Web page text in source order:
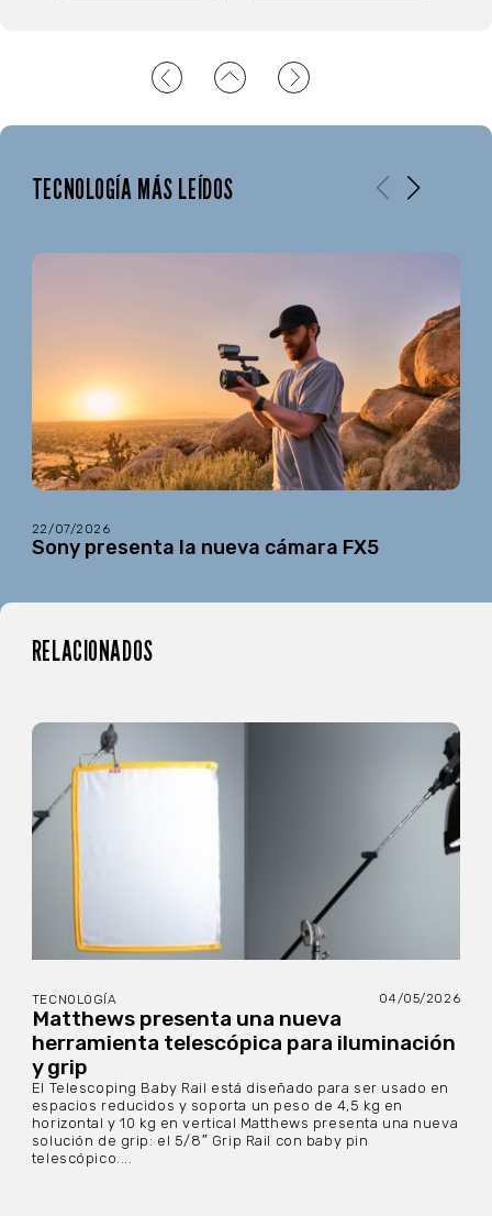
TECNOLOGÍA MÁS LEÍDOS
22/07/2026
Sony presenta la nueva cámara FX5
RELACIONADOS
TECNOLOGÍA 04/05/2026
Matthews presenta una nueva
herramienta telescópica para iluminación
y grip
El Telescoping Baby Rail está diseñado para ser usado en
espacios reducidos y soporta un peso de 4,5 kg en
horizontal y 10 kg en vertical Matthews presenta una nueva
solución de grip: el 5/8″ Grip Rail con baby pin
telescópico....